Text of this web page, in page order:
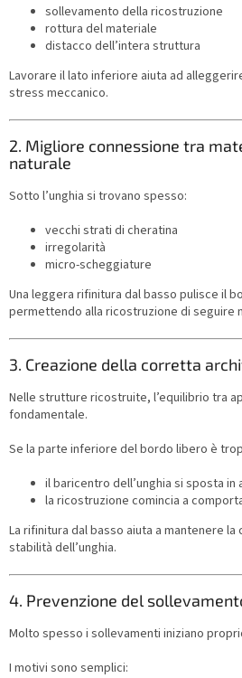
sollevamento della ricostruzione
rottura del materiale
distacco dell’intera struttura
Lavorare il lato inferiore aiuta ad
stress meccanico.
2. Migliore connessione tra
naturale
Sotto l’unghia si trovano spesso:
vecchi strati di cheratina
irregolarità
micro-scheggiature
Una leggera rifinitura dal basso pulisce il
permettendo alla ricostruzione di seguire
3. Creazione della corretta
Nelle strutture ricostruite, l’equilibrio tra
fondamentale.
Se la parte inferiore del bordo libero è
il baricentro dell’unghia si sposta in
la ricostruzione comincia a
La rifinitura dal basso aiuta a mantenere
stabilità dell’unghia.
4. Prevenzione del
Molto spesso i sollevamenti iniziano
I motivi sono semplici: